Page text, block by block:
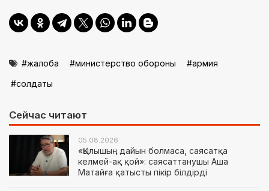
жалоба министерство обороны
армия
солдаты
Сейчас читают
05.08.2026
«Қылышың дайын болмаса, саясатқа
келмей-ақ қой»: саясаттанушы Аша
Матайға қатысты пікір білдірді